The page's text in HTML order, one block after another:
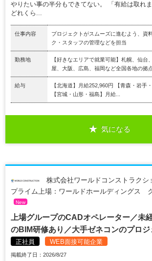
やりたい事の半分もできてない。 「有給は取れ
どれくら...
仕事内容
プロジェクトがスムーズに進むよう、資
ク・スタッフの管理などを担当
勤務地
【好きなエリアで就業可能】札幌、仙台
屋、大阪、広島、福岡など全国各地の拠
給与
【北海道】月給252,960円 【青森・岩手
【宮城・山形・福島】月給...
気になる
株式会社ワールドコンストラクシ
プライム上場：ワールドホールディングス
New
上場グループのCADオペレーター／未
のBIM研修あり／大手ゼネコンのプロ
正社員 WEB面接可能企業
掲載終了日：2026/8/27